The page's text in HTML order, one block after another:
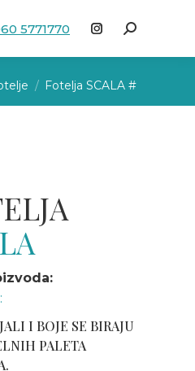
5771770
Instagram
page
opens
Search:
Fotelja SCALA #
I BOJE SE BIRAJU
PALETA